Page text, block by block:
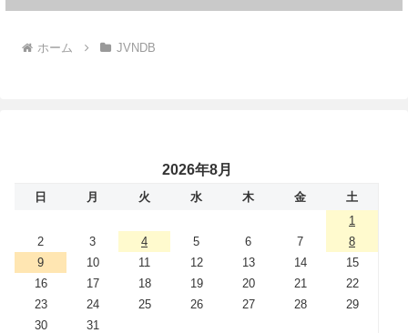
ホーム JVNDB
2026年8月
日 月 火 水 木 金
土
1
2
3 4 5 6 7
8
9
10 11 12 13 14
15
16
17 18 19 20 21
22
23
24 25 26 27 28
29
30
31